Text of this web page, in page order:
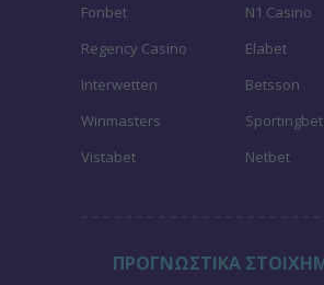
Fonbet
N1 Casino
Regency Casino
Elabet
Interwetten
Betsson
Winmasters
Sportingbet
Vistabet
Netbet
ΠΡΟΓΝΩΣΤΙΚΑ